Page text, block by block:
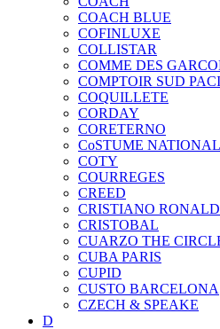
COACH BLUE
COFINLUXE
COLLISTAR
COMME DES
COMPTOIR SUD
COQUILLETE
CORDAY
CORETERNO
CoSTUME NATIONAL
COTY
COURREGES
CREED
CRISTIANO
CRISTOBAL
CUARZO THE
CUBA PARIS
CUPID
CUSTO BARCELONA
CZECH & SPEAKE
D